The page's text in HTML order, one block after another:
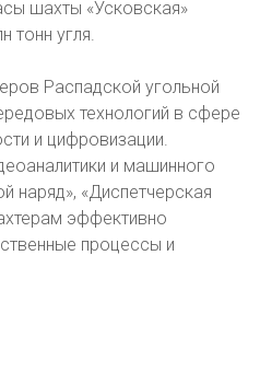
шахты «Усковская»
угля.
Распадской угольной
технологий в сфере
и цифровизации.
и машинного
наряд», «Диспетчерская
эффективно
процессы и